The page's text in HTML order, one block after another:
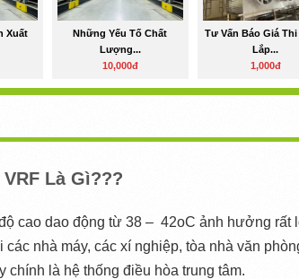
Xuất
Những Yếu Tố Chất
Lượng...
10,000đ
Tư Vấn Báo Giá
Lắp...
1,000đ
Là Gì???
cao dao động từ 38 –  42oC ảnh hưởng rất
nhà máy, các xí nghiệp, tòa nhà văn
là hệ thống điều hòa trung tâm.